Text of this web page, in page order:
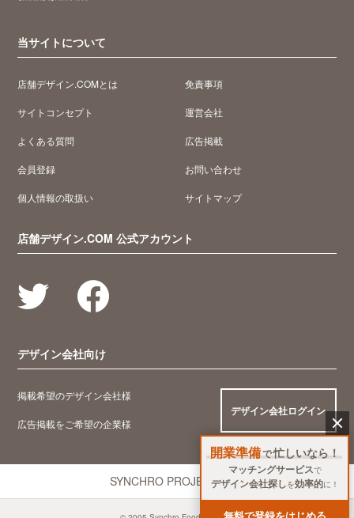
開業準備で忙しいなら！
マッチングサービスで
デザイン会社探しを効率的に！
無料で登録をはじめる
当サイトについて
店舗デザイン.COMとは
サイトコンセプト
よくある質問
会員登録
個人情報の取扱い
免責事項
運営会社
広告掲載
お問い合わせ
サイトマップ
店舗デザイン.COM 公式アカウント
デザイン会社向け
掲載希望のデザイン会社様
広告掲載をご希望の企業様
デザイン会社ログイン
SYNCHRO PROJECT